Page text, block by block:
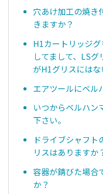
穴あけ加工の焼き
きますか？
H1カートリッジ
してまして、LS
がH1グリスにはな
エアツールにベル
いつからベルハン
下さい。
ドライブシャフ
リスはありますか
容器が錆びた場合
か？